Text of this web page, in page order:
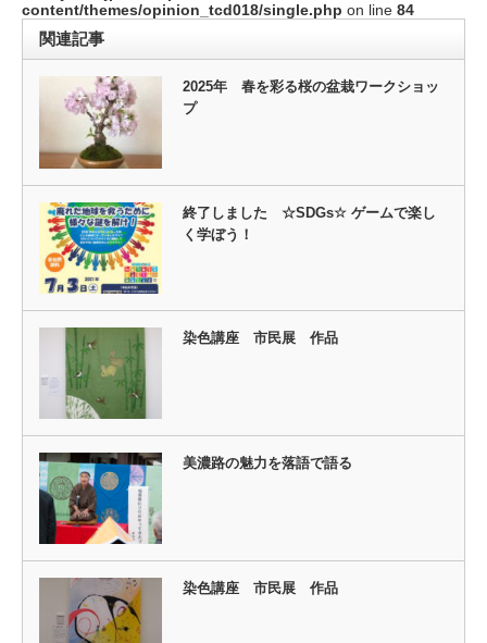
content/themes/opinion_tcd018/single.php on line 84
関連記事
2025年 春を彩る桜の盆栽ワークショッ
プ
終了しました ☆SDGs☆ ゲームで楽し
く学ぼう！
染色講座 市民展 作品
美濃路の魅力を落語で語る
染色講座 市民展 作品